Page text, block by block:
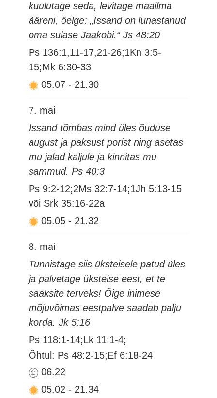
kuulutage seda, levitage maailma
ääreni, öelge: „Issand on lunastanud
oma sulase Jaakobi.“ Js 48:20
Ps 136:1,11-17,21-26;1Kn 3:5-
15;Mk 6:30-33
05.07 - 21.30
7. mai
Issand tõmbas mind üles õuduse
august ja paksust porist ning asetas
mu jalad kaljule ja kinnitas mu
sammud. Ps 40:3
Ps 9:2-12;2Ms 32:7-14;1Jh 5:13-15
või Srk 35:16-22a
05.05 - 21.32
8. mai
Tunnistage siis üksteisele patud üles
ja palvetage üksteise eest, et te
saaksite terveks! Õige inimese
mõjuvõimas eestpalve saadab palju
korda. Jk 5:16
Ps 118:1-14;Lk 11:1-4;
Õhtul: Ps 48:2-15;Ef 6:18-24
06.22
05.02 - 21.34